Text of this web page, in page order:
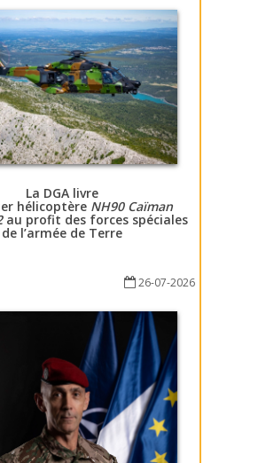
La DGA livre
hélicoptère NH90 Caïman
au profit des forces spéciales
de l’armée de Terre
26-07-2026